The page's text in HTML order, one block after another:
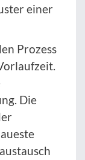
einer
Prozess
Die